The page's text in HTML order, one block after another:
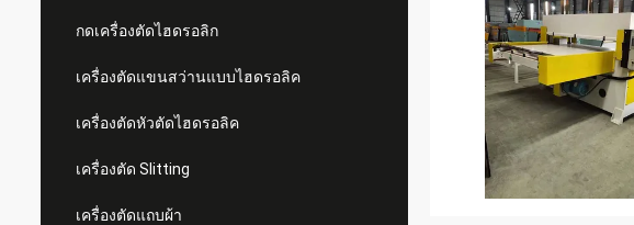
กดเครื่องตัดไฮดรอลิก
เครื่องตัดแขนสว่านแบบไฮดรอลิค
เครื่องตัดหัวตัดไฮดรอลิค
เครื่องตัด Slitting
เครื่องตัดแถบผ้า